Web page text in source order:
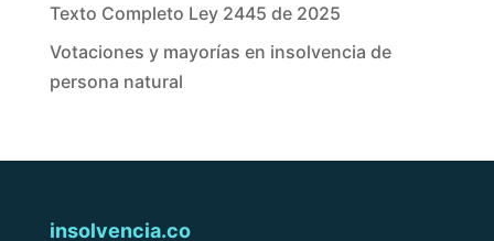
Texto Completo Ley 2445 de 2025
Votaciones y mayorías en insolvencia de
persona natural
insolvencia.co